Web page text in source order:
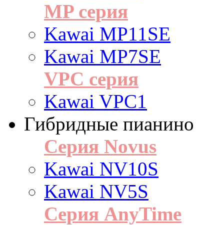
MP серия
Kawai MP11SE
Kawai MP7SE
VPC серия
Kawai VPC1
Гибридные пианино
Серия Novus
Kawai NV10S
Kawai NV5S
Серия AnyTime